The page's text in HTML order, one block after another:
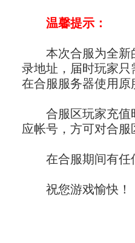
温馨提示：
本次合服为全新
录地址，届时玩家
在合服服务器使用
合服区玩家充值
应帐号，方可对合
在合服期间有任
祝您游戏愉快！